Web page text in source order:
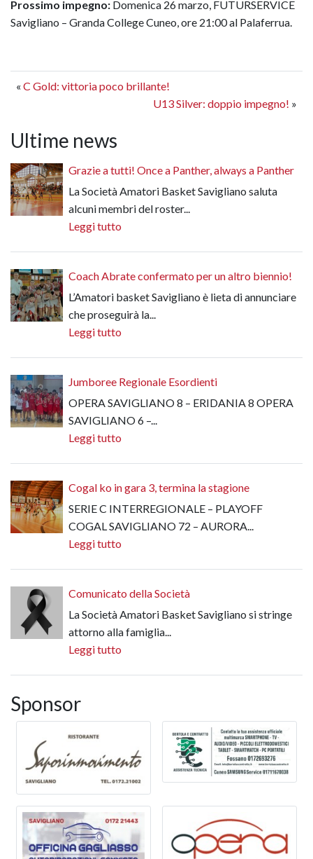
Prossimo impegno: Domenica 26 marzo, FUTURSERVICE
Savigliano – Granda College Cuneo, ore 21:00 al Palaferrua.
« C Gold: vittoria poco brillante!
U13 Silver: doppio impegno! »
Ultime news
Grazie a tutti! Once a Panther, always a Panther
La Società Amatori Basket Savigliano saluta
alcuni membri del roster...
Leggi tutto
Coach Abrate confermato per un altro biennio!
L’Amatori basket Savigliano è lieta di annunciare
che proseguirà la...
Leggi tutto
Jumboree Regionale Esordienti
OPERA SAVIGLIANO 8 – ERIDANIA 8 OPERA
SAVIGLIANO 6 –...
Leggi tutto
Cogal ko in gara 3, termina la stagione
SERIE C INTERREGIONALE – PLAYOFF
COGAL SAVIGLIANO 72 – AURORA...
Leggi tutto
Comunicato della Società
La Società Amatori Basket Savigliano si stringe
attorno alla famiglia...
Leggi tutto
Sponsor